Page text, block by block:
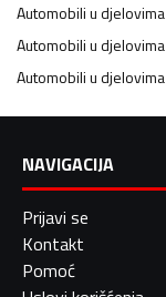
Automobili u djelovima
Automobili u djelovima
Automobili u djelovima
NAVIGACIJA
Prijavi se
Kontakt
Pomoć